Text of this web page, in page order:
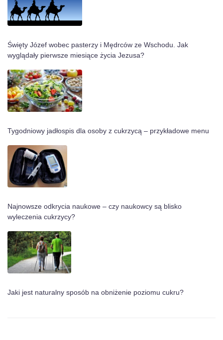
Święty Józef wobec pasterzy i Mędrców ze Wschodu. Jak
wyglądały pierwsze miesiące życia Jezusa?
Tygodniowy jadłospis dla osoby z cukrzycą – przykładowe menu
Najnowsze odkrycia naukowe – czy naukowcy są blisko
wyleczenia cukrzycy?
Jaki jest naturalny sposób na obniżenie poziomu cukru?